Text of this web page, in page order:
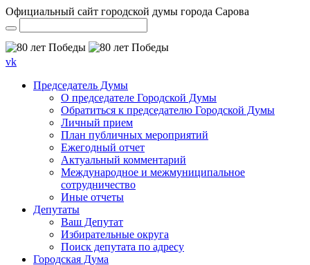
Официальный сайт городской думы города Сарова
vk
Председатель Думы
О председателе Городской Думы
Обратиться к председателю Городской Думы
Личный прием
План публичных мероприятий
Ежегодный отчет
Актуальный комментарий
Международное и межмуниципальное
сотрудничество
Иные отчеты
Депутаты
Ваш Депутат
Избирательные округа
Поиск депутата по адресу
Городская Дума